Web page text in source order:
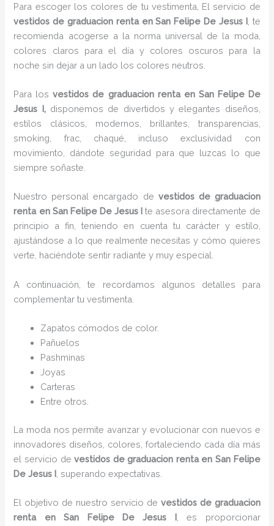
Para escoger los colores de tu vestimenta, El servicio de
vestidos de graduacion renta en San Felipe De Jesus I, te
recomienda acogerse a la norma universal de la moda,
colores claros para el día y colores oscuros para la
noche sin dejar a un lado los colores neutros.
Para losvestidos de graduacion rentaen San Felipe De
Jesus I, disponemos de divertidos y elegantes diseños,
estilos clásicos, modernos, brillantes, transparencias,
smoking, frac, chaqué, incluso exclusividad con
movimiento, dándote seguridad para que luzcas lo que
siempre soñaste.
Nuestro personal encargado de vestidos de graduacion
rentaen San Felipe De Jesus I te asesora directamente de
principio a fin, teniendo en cuenta tu carácter y estilo,
ajustándose a lo que realmente necesitas y cómo quieres
verte, haciéndote sentir radiante y muy especial.
A continuación, te recordamos algunos detalles para
complementar tu vestimenta.
Zapatos cómodos de color.
Pañuelos
Pashminas
Joyas
Carteras
Entre otros.
La moda nos permite avanzar y evolucionar con nuevos e
innovadores diseños, colores, fortaleciendo cada día más
el servicio devestidos de graduacion renta en San Felipe
De Jesus I , superando expectativas.
El objetivo de nuestro servicio de vestidos de graduacion
renta
en San Felipe De Jesus I, es proporcionar